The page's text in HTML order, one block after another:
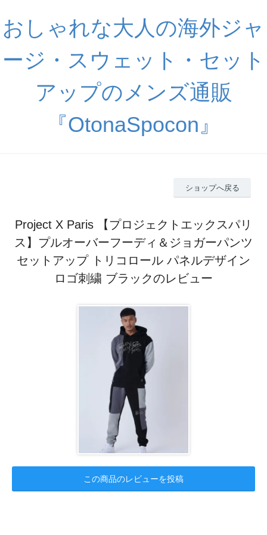
おしゃれな大人の海外ジャ
ージ・スウェット・セット
アップのメンズ通販
『OtonaSpocon』
ショップへ戻る
Project X Paris 【プロジェクトエックスパリ
ス】プルオーバーフーディ＆ジョガーパンツ
セットアップ トリコロール パネルデザイン
ロゴ刺繍 ブラックのレビュー
この商品のレビューを投稿